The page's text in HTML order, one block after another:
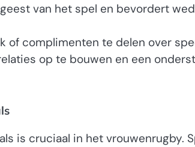
van het spel en bevordert
of complimenten te delen over
op te bouwen en een
is cruciaal in het vrouwenrugby.